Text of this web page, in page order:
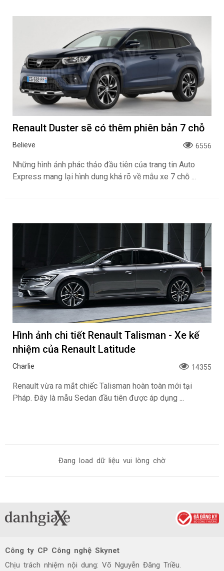
Renault Duster sẽ có thêm phiên bản 7 chỗ
Believe 6556
Những hình ảnh phác thảo đầu tiên của trang tin Auto
Express mang lại hình dung khá rõ về mẫu xe 7 chỗ ...
Hình ảnh chi tiết Renault Talisman - Xe kế
nhiệm của Renault Latitude
Charlie 14355
Renault vừa ra mắt chiếc Talisman hoàn toàn mới tại
Pháp. Đây là mẫu Sedan đầu tiên được áp dụng ...
Đang load dữ liệu vui lòng chờ
Công ty CP Công nghệ Skynet
Chịu trách nhiệm nội dung: Võ Nguyễn Đăng Triều.